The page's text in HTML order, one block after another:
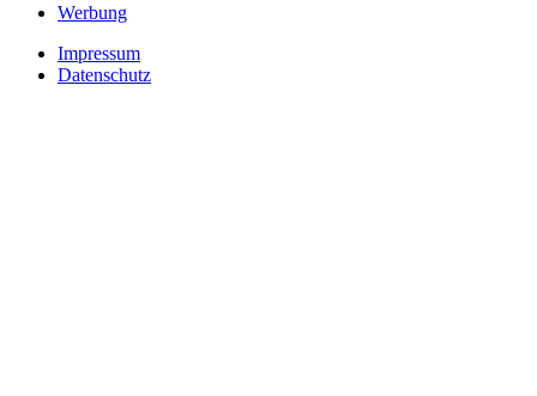
Werbung
Impressum
Datenschutz